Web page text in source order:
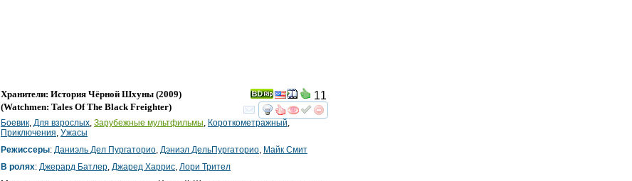
смотретьинтересует
11
Хранители: История Чёрной Шхуны (2009)
(Watchmen: Tales Of The Black Freighter)
Боевик, Для взрослых, Зарубежные мультфильмы, Короткометражный,
Приключения, Ужасы
Режиссеры: Даниэль Дел Пургаторио, Дэниэл ДельПургаторио, Майк Смит
В ролях: Джерард Батлер, Джаред Харрис, Лори Трител